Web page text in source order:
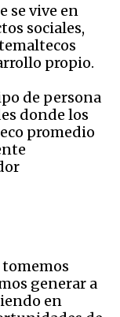
se vive en
sociales,
propio.
de persona
donde los
promedio
generar a
en